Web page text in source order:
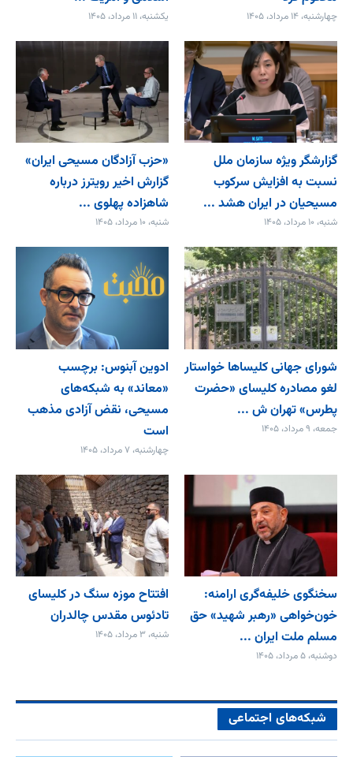
چهارشنبه، ۱۴ مرداد، ۱۴۰۵ یکشنبه، ۱۱ مرداد، ۱۴۰۵
گزارشگر ویژه سازمان ملل
نسبت به افزایش سرکوب
مسیحیان در ایران هشد ...
شنبه، ۱۰ مرداد، ۱۴۰۵
«حزب آزادگان مسیحی ایران»
گزارش اخیر رویترز درباره
شاهزاده پهلوی ...
شنبه، ۱۰ مرداد، ۱۴۰۵
شورای جهانی کلیساها خواستار
لغو مصادره کلیسای «حضرت
پطرس» تهران ش ...
جمعه، ۹ مرداد، ۱۴۰۵
ادوین آبنوس: برچسب
«معاند» به شبکه‌های
مسیحی، نقض آزادی مذهب
است
چهارشنبه، ۷ مرداد، ۱۴۰۵
سخنگوی خلیفه‌گری ارامنه:
خون‌خواهی «رهبر شهید» حق
مسلم ملت ایران ...
دوشنبه، ۵ مرداد، ۱۴۰۵
افتتاح موزه سنگ در کلیسای
تادئوس مقدس چالدران
شنبه، ۳ مرداد، ۱۴۰۵
شبکه‌های اجتماعی